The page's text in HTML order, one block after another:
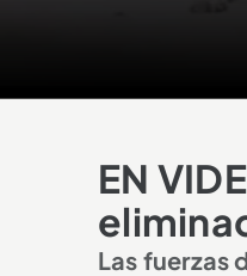
EN
Las fuerzas